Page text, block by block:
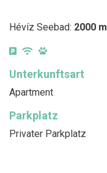
Hévíz Seebad: 2000 m
Unterkunftsart
Apartment
Parkplatz
Privater Parkplatz